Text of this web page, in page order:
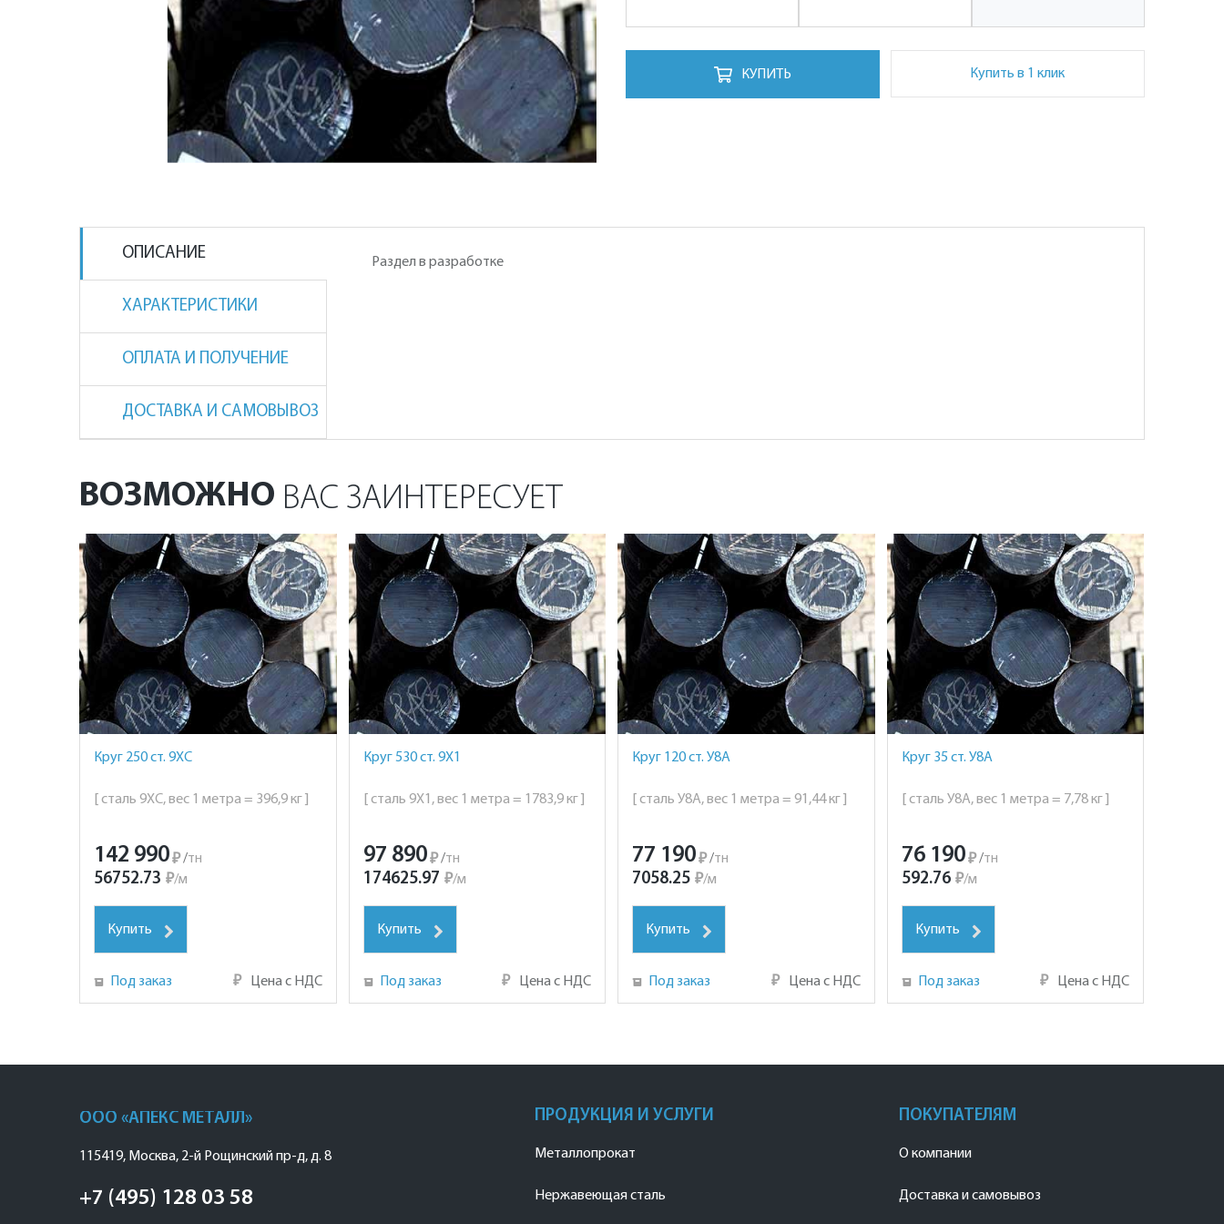
КУПИТЬ Купить в 1 клик
ОПИСАНИЕ
ХАРАКТЕРИСТИКИ
ОПЛАТА И ПОЛУЧЕНИЕ
ДОСТАВКА И САМОВЫВОЗ
Раздел в разработке
ВОЗМОЖНО ВАС ЗАИНТЕРЕСУЕТ
Круг 250 ст. 9ХС
[ сталь 9ХС, вес 1 метра = 396,9 кг ]
142 990₽ /тн
56752.73 ₽/м
Купить
Под заказ ₽ Цена с НДС
Круг 530 ст. 9Х1
[ сталь 9Х1, вес 1 метра = 1783,9 кг ]
97 890 ₽ /тн
174625.97 ₽/м
Купить
Под заказ ₽ Цена с НДС
Круг 120 ст. У8А
[ сталь У8А, вес 1 метра = 91,44 кг ]
77 190₽ /тн
7058.25 ₽/м
Купить
Под заказ ₽ Цена с НДС
Круг 35 ст. У8А
[ сталь У8А, вес 1 метра = 7,78 кг ]
76 190 ₽ /тн
592.76 ₽/м
Купить
Под заказ ₽ Цена с НДС
ООО «АПЕКС МЕТАЛЛ»
115419, Москва, 2-й Рощинский пр-д, д. 8
+7 (495) 128 03 58
ПРОДУКЦИЯ И УСЛУГИ
Металлопрокат
Нержавеющая сталь
ПОКУПАТЕЛЯМ
О компании
Доставка и самовывоз